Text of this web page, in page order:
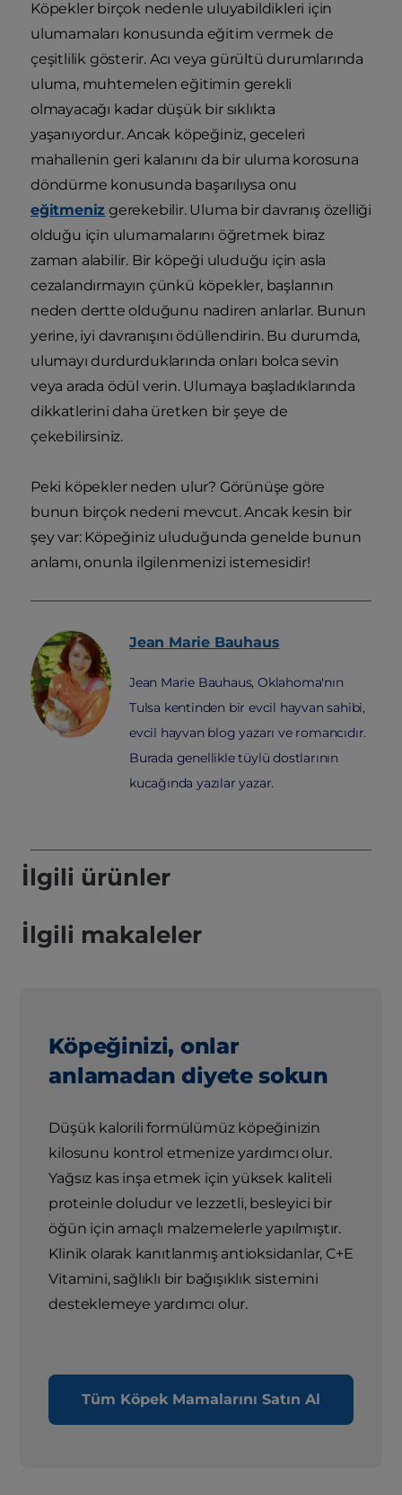
Köpekler birçok nedenle uluyabildikleri için
ulumamaları konusunda eğitim vermek de
çeşitlilik gösterir. Acı veya gürültü durumlarında
uluma, muhtemelen eğitimin gerekli
olmayacağı kadar düşük bir sıklıkta
yaşanıyordur. Ancak köpeğiniz, geceleri
mahallenin geri kalanını da bir uluma korosuna
döndürme konusunda başarılıysa onu
eğitmeniz gerekebilir. Uluma bir davranış özelliği
olduğu için ulumamalarını öğretmek biraz
zaman alabilir. Bir köpeği uluduğu için asla
cezalandırmayın çünkü köpekler, başlarının
neden dertte olduğunu nadiren anlarlar. Bunun
yerine, iyi davranışını ödüllendirin. Bu durumda,
ulumayı durdurduklarında onları bolca sevin
veya arada ödül verin. Ulumaya başladıklarında
dikkatlerini daha üretken bir şeye de
çekebilirsiniz.
Peki köpekler neden ulur? Görünüşe göre
bunun birçok nedeni mevcut. Ancak kesin bir
şey var: Köpeğiniz uluduğunda genelde bunun
anlamı, onunla ilgilenmenizi istemesidir!
Jean Marie Bauhaus
Jean Marie Bauhaus, Oklahoma'nın
Tulsa kentinden bir evcil hayvan sahibi,
evcil hayvan blog yazarı ve romancıdır.
Burada genellikle tüylü dostlarının
kucağında yazılar yazar.
İlgili ürünler
İlgili makaleler
Köpeğinizi, onlar
anlamadan diyete sokun
Düşük kalorili formülümüz köpeğinizin
kilosunu kontrol etmenize yardımcı olur.
Yağsız kas inşa etmek için yüksek kaliteli
proteinle doludur ve lezzetli, besleyici bir
öğün için amaçlı malzemelerle yapılmıştır.
Klinik olarak kanıtlanmış antioksidanlar, C+E
Vitamini, sağlıklı bir bağışıklık sistemini
desteklemeye yardımcı olur.
Tüm Köpek Mamalarını Satın Al